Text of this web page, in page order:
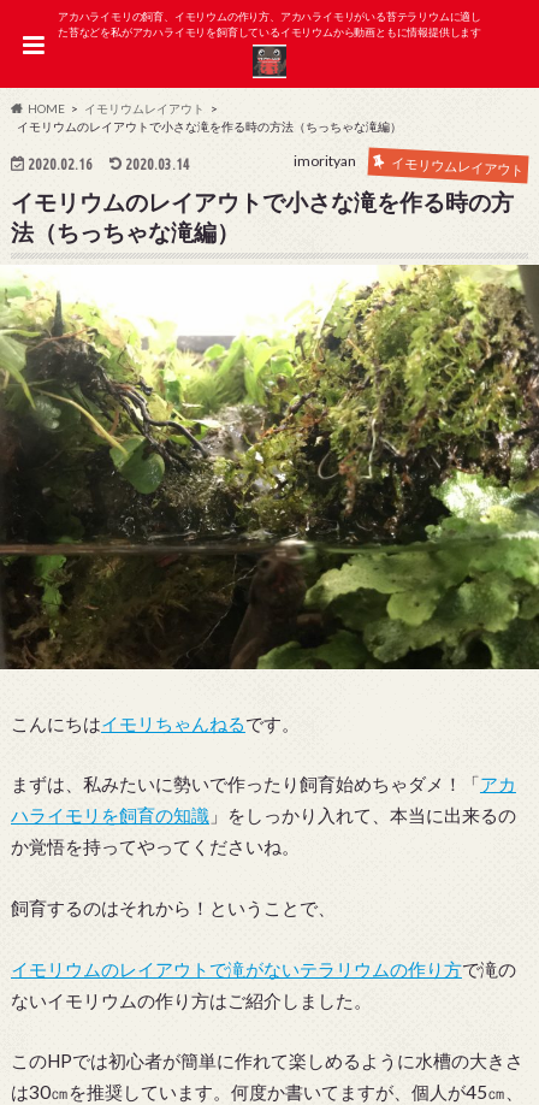
アカハライモリの飼育、イモリウムの作り方、アカハライモリがいる苔テラリウムに適し
た苔などを私がアカハライモリを飼育しているイモリウムから動画ともに情報提供します
HOME
イモリウムレイアウト
イモリウムのレイアウトで小さな滝を作る時の方法（ちっちゃな滝編）
2020.02.16 2020.03.14 イモリウムレイアウト
imorityan
イモリウムのレイアウトで小さな滝を作る時の方
法（ちっちゃな滝編）
こんにちはイモリちゃんねるです。
まずは、私みたいに勢いで作ったり飼育始めちゃダメ！「アカ
ハライモリを飼育の知識」をしっかり入れて、本当に出来るの
か覚悟を持ってやってくださいね。
飼育するのはそれから！ということで、
イモリウムのレイアウトで滝がないテラリウムの作り方で滝の
ないイモリウムの作り方はご紹介しました。
このHPでは初心者が簡単に作れて楽しめるように水槽の大きさ
は30㎝を推奨しています。何度か書いてますが、個人が45㎝、